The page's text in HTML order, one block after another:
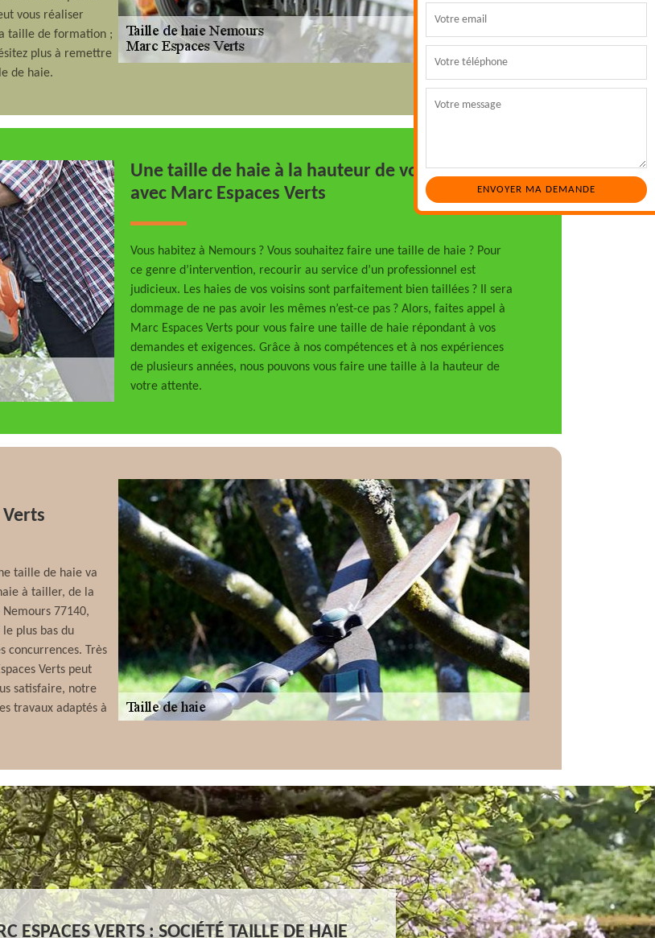
vous réaliser
taille de formation ;
plus à remettre
de haie.
Une taille de haie à la hauteur de votre attente
avec Marc Espaces Verts
Vous habitez à Nemours ? Vous souhaitez faire une taille de haie ? Pour
ce genre d’intervention, recourir au service d’un professionnel est
judicieux. Les haies de vos voisins sont parfaitement bien taillées ? Il sera
dommage de ne pas avoir les mêmes n’est-ce pas ? Alors, faites appel à
Marc Espaces Verts pour vous faire une taille de haie répondant à vos
demandes et exigences. Grâce à nos compétences et à nos expériences
de plusieurs années, nous pouvons vous faire une taille à la hauteur de
votre attente.
taille de haie va
à tailler, de la
77140,
plus bas du
concurrences. Très
Verts peut
satisfaire, notre
travaux adaptés à
ESPACES VERTS : SOCIÉTÉ TAILLE DE HAIE